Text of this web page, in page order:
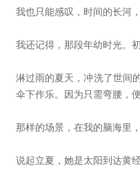
我也只能感叹，时间的长河
我还记得，那段年幼时光。
淋过雨的夏天，冲洗了世间
伞下作乐。因为只需弯腰，
那样的场景，在我的脑海里
说起立夏，她是太阳到达黄